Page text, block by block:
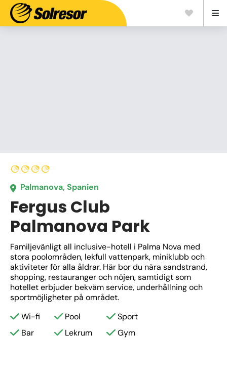
Palmanova, Spanien
Fergus Club
Palmanova Park
Familjevänligt all inclusive-hotell i Palma Nova med
stora poolområden, lekfull vattenpark, miniklubb och
aktiviteter för alla åldrar. Här bor du nära sandstrand,
shopping, restauranger och nöjen, samtidigt som
hotellet erbjuder bekväm service, underhållning och
sportmöjligheter på området.
Wi-fi
Pool
Sport
Bar
Lekrum Gym